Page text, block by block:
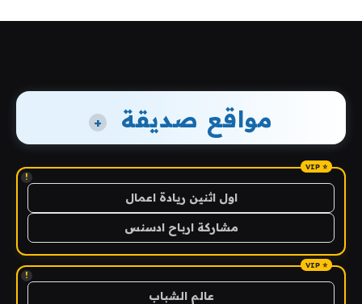
مواقع صديقة +
!
اول اثنين ريادة اعمال
مشاركة ارباح ادسنس
!
عالم الشباب